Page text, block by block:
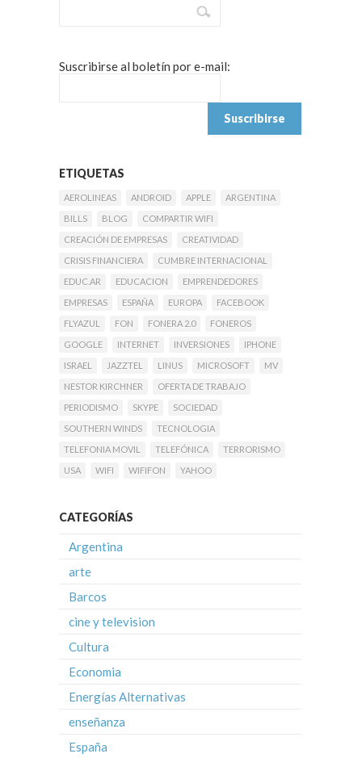
Suscribirse al boletín por e-mail:
ETIQUETAS
AEROLINEAS ANDROID APPLE
ARGENTINA
BILLS
BLOG
COMPARTIR WIFI
CREACIÓN DE EMPRESAS
CREATIVIDAD
CRISIS FINANCIERA
CUMBRE INTERNACIONAL
EDUC.AR
EDUCACION
EMPRENDEDORES
EMPRESAS
ESPAÑA EUROPA
FACEBOOK
FLYAZUL
FON FONERA 2.0
FONEROS
GOOGLE
INTERNET INVERSIONES
IPHONE
ISRAEL
JAZZTEL LINUS MICROSOFT
MV
NESTOR KIRCHNER
OFERTA DE TRABAJO
PERIODISMO
SKYPE
SOCIEDAD
SOUTHERN WINDS
TECNOLOGIA
TELEFONIA MOVIL
TELEFÓNICA
TERRORISMO
USA
WIFI WIFIFON YAHOO
CATEGORÍAS
Argentina
arte
Barcos
cine y television
Cultura
Economia
Energías Alternativas
enseñanza
España